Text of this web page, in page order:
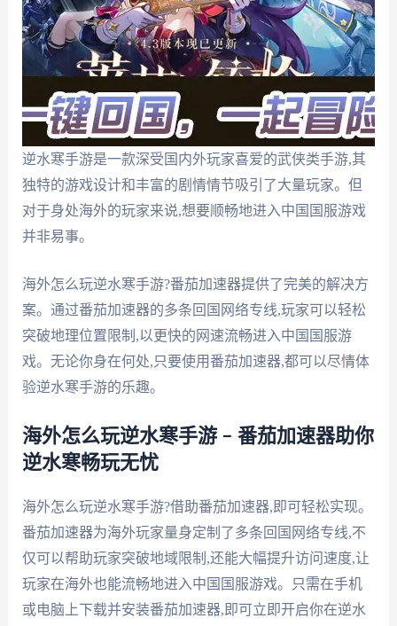
逆水寒手游是一款深受国内外玩家喜爱的武侠类手游,其
独特的游戏设计和丰富的剧情情节吸引了大量玩家。但
对于身处海外的玩家来说,想要顺畅地进入中国国服游戏
并非易事。
海外怎么玩逆水寒手游?番茄加速器提供了完美的解决方
案。通过番茄加速器的多条回国网络专线,玩家可以轻松
突破地理位置限制,以更快的网速流畅进入中国国服游
戏。无论你身在何处,只要使用番茄加速器,都可以尽情体
验逆水寒手游的乐趣。
海外怎么玩逆水寒手游 – 番茄加速器助你
逆水寒畅玩无忧
海外怎么玩逆水寒手游?借助番茄加速器,即可轻松实现。
番茄加速器为海外玩家量身定制了多条回国网络专线,不
仅可以帮助玩家突破地域限制,还能大幅提升访问速度,让
玩家在海外也能流畅地进入中国国服游戏。只需在手机
或电脑上下载并安装番茄加速器,即可立即开启你在逆水